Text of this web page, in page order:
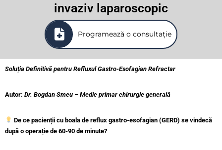
invaziv laparoscopic
Programează o consultație
Soluția Definitivă pentru Refluxul Gastro-Esofagian Refractar
Autor: Dr. Bogdan Smeu – Medic primar chirurgie generală
De ce pacienții cu boala de reflux gastro-esofagian (GERD) se vindecă
după o operație de 60-90 de minute?